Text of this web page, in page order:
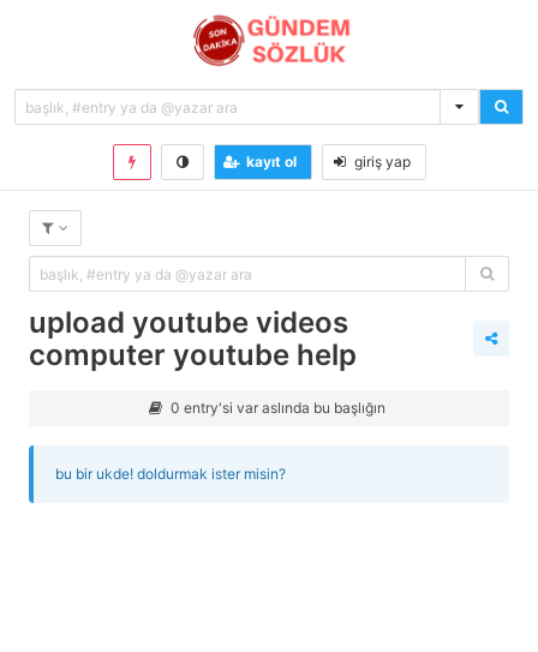
kayıt ol giriş yap
upload youtube videos
computer youtube help
0 entry'si var aslında bu başlığın
bu bir ukde! doldurmak ister misin?